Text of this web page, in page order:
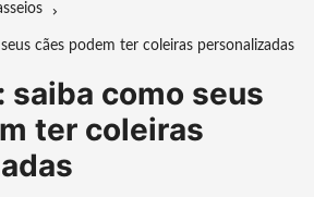
cães podem ter coleiras personalizadas
saiba como seus
ter coleiras